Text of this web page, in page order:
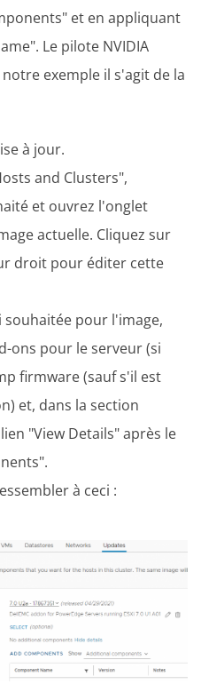
et en appliquant
Le pilote NVIDIA
exemple il s'agit de la
à jour.
and Clusters",
et ouvrez l'onglet
actuelle. Cliquez sur
droit pour éditer cette
souhaitée pour l'image,
ons pour le serveur (si
firmware (sauf s'il est
et, dans la section
"View Details" après le
à ceci :